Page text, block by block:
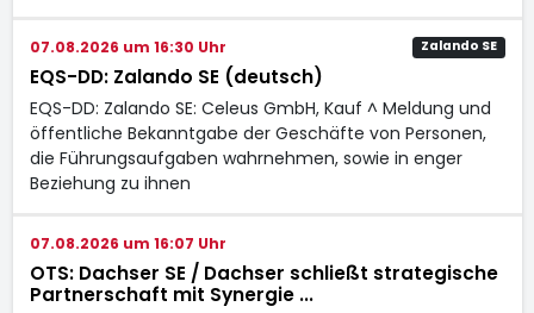
07.08.2026 um 16:30 Uhr Zalando SE
EQS-DD: Zalando SE (deutsch)
EQS-DD: Zalando SE: Celeus GmbH, Kauf ^ Meldung und
öffentliche Bekanntgabe der Geschäfte von Personen,
die Führungsaufgaben wahrnehmen, sowie in enger
Beziehung zu ihnen
07.08.2026 um 16:07 Uhr
OTS: Dachser SE / Dachser schließt strategische
Partnerschaft mit Synergie ...